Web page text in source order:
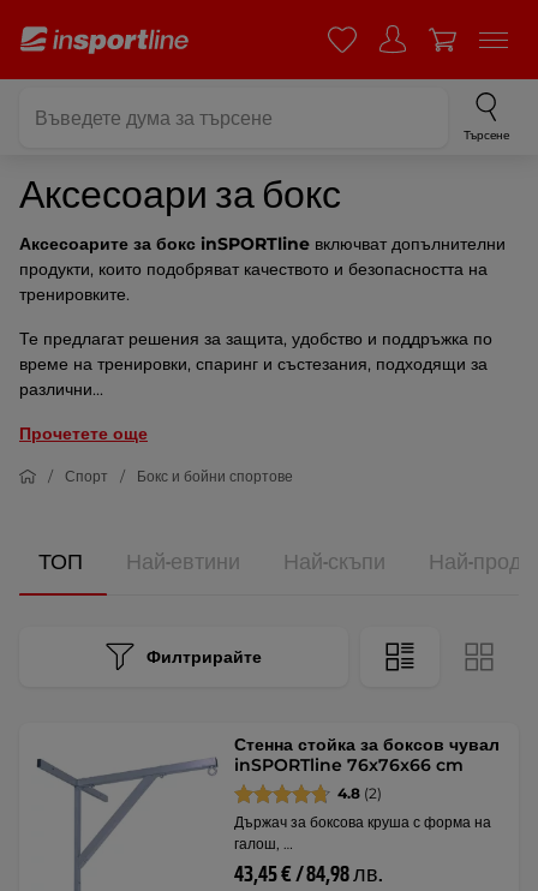
Търсене
Аксесоари за бокс
Аксесоарите за бокс inSPORTline включват допълнителни
продукти, които подобряват качеството и безопасността на
тренировките.
Те предлагат решения за защита, удобство и поддръжка по
време на тренировки, спаринг и състезания, подходящи за
различни...
Прочетете още
Спорт Бокс и бойни спортове
ТОП Най-евтини Най-скъпи Най-
Филтрирайте
Стенна стойка за боксов чувал
inSPORTline 76x76x66 cm
4.8 (2)
Държач за боксова круша с форма на
галош, …
43,45 € / 84,98 лв.